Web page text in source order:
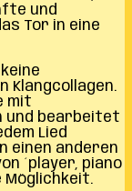
und
Tor in eine
Klangcollagen.
mit
und bearbeitet
Lied
einen anderen
´player, piano
Möglichkeit.